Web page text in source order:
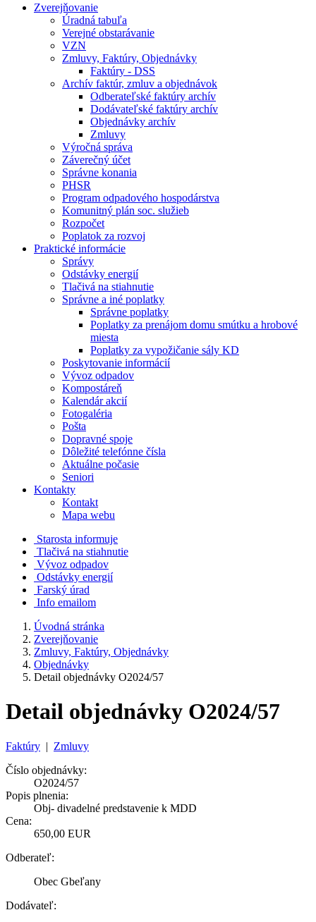
Zverejňovanie
Úradná tabuľa
Verejné obstarávanie
VZN
Zmluvy, Faktúry, Objednávky
Faktúry - DSS
Archív faktúr, zmluv a objednávok
Odberateľské faktúry archív
Dodávateľské faktúry archív
Objednávky archív
Zmluvy
Výročná správa
Záverečný účet
Správne konania
PHSR
Program odpadového hospodárstva
Komunitný plán soc. služieb
Rozpočet
Poplatok za rozvoj
Praktické informácie
Správy
Odstávky energií
Tlačivá na stiahnutie
Správne a iné poplatky
Správne poplatky
Poplatky za prenájom domu smútku a hrobové
miesta
Poplatky za vypožičanie sály KD
Poskytovanie informácií
Vývoz odpadov
Kompostáreň
Kalendár akcií
Fotogaléria
Pošta
Dopravné spoje
Dôležité telefónne čísla
Aktuálne počasie
Seniori
Kontakty
Kontakt
Mapa webu
Starosta informuje
Tlačivá na stiahnutie
Vývoz odpadov
Odstávky energií
Farský úrad
Info emailom
Úvodná stránka
Zverejňovanie
Zmluvy, Faktúry, Objednávky
Objednávky
Detail objednávky O2024/57
Detail objednávky O2024/57
Faktúry | Zmluvy
Číslo objednávky:
O2024/57
Popis plnenia:
Obj- divadelné predstavenie k MDD
Cena:
650,00 EUR
Odberateľ:
Obec Gbeľany
Dodávateľ: